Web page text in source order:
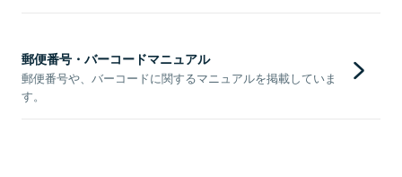
郵便番号・バーコードマニュアル
郵便番号や、バーコードに関するマニュアルを掲載していま
す。